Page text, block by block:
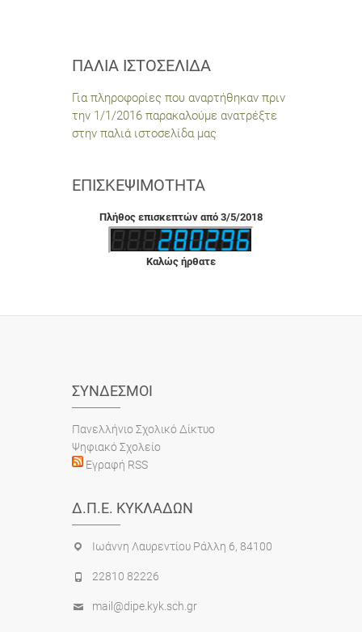
ΠΑΛΙΆ ΙΣΤΟΣΕΛΊΔΑ
Για πληροφορίες που αναρτήθηκαν πριν
την 1/1/2016 παρακαλούμε ανατρέξτε
στην παλιά ιστοσελίδα μας
ΕΠΙΣΚΕΨΙΜΌΤΗΤΑ
Πλήθος επισκεπτών από 3/5/2018
Καλώς ήρθατε
ΣΎΝΔΕΣΜΟΙ
Πανελλήνιο Σχολικό Δίκτυο
Ψηφιακό Σχολείο
Εγραφή RSS
Δ.Π.Ε. ΚΥΚΛΆΔΩΝ
Ιωάννη Λαυρεντίου Ράλλη 6, 84100
22810 82226
mail@dipe.kyk.sch.gr